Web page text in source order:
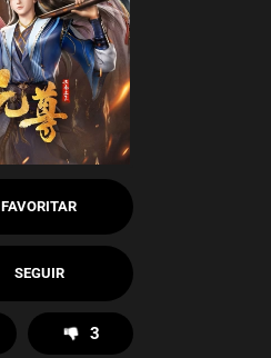
FAVORITAR
SEGUIR
3